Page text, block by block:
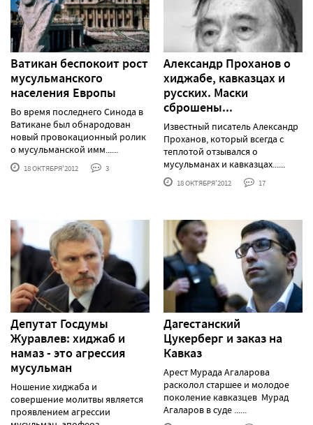
Ватикан беспокоит рост
мусульманского
населения Европы
Во время последнего Синода в
Ватикане был обнародован
новый провокационный ролик
о мусульманской имм......
18 ОКТЯБРЯ'2012 3
Александр Проханов о
хиджабе, кавказцах и
русских. Маски
сброшены...
Известный писатель Александр
Проханов, который всегда с
теплотой отзывался о
мусульманах и кавказцах......
18 ОКТЯБРЯ'2012 17
Депутат Госдумы
Журавлев: хиджаб и
намаз - это агрессия
мусульман
Ношение хиджаба и
совершение молитвы является
проявлением агрессии
Дагестанский
Цукерберг и заказ на
Кавказ
Арест Мурада Агаларова
расколол старшее и молодое
поколение кавказцев Мурад
Агаларов в суде ......